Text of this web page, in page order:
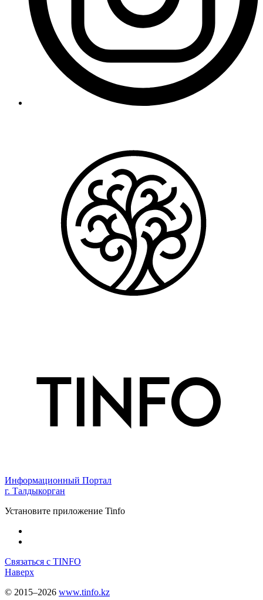
Информационный Портал
г. Талдыкорган
Установите приложение Tinfo
Связаться с TINFO
Наверх
© 2015–2026 www.tinfo.kz